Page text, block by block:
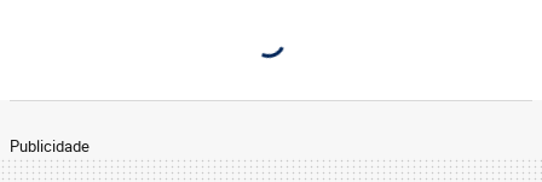
Publicidade